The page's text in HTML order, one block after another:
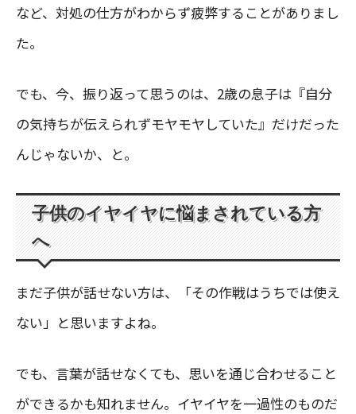
など、対処の仕方がわからず疲弊することがありまし
た。
でも、今、振り返って思うのは、2歳の息子は『自分
の気持ちが伝えられずモヤモヤしていた』だけだった
んじゃないか、と。
子供のイヤイヤに悩まされている方
へ
まだ子供が話せない方は、「その作戦はうちでは使え
ない」と思いますよね。
でも、言葉が話せなくても、思いを通じ合わせること
ができるかも知れません。イヤイヤを一過性のものだ